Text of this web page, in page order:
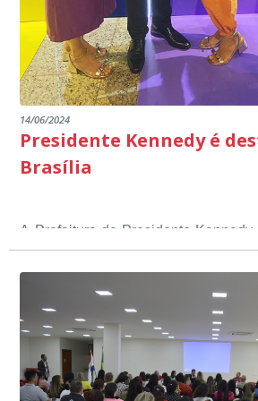
14/06/2024
Presidente Kennedy é
Brasília
A Prefeitura de Presidente Kennedy
nacional do 12º Prêmio
Empreendedora, que visou
dos gestores públicos
desenvolvimento socioeconômico
partir de iniciativas que estimulam o
a competitividade dos
modernização da gestão